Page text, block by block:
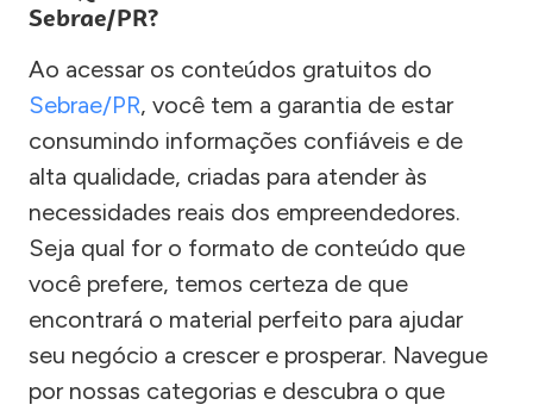
Sebrae/PR?
Ao acessar os conteúdos gratuitos do
Sebrae/PR, você tem a garantia de estar
consumindo informações confiáveis e de
alta qualidade, criadas para atender às
necessidades reais dos empreendedores.
Seja qual for o formato de conteúdo que
você prefere, temos certeza de que
encontrará o material perfeito para ajudar
seu negócio a crescer e prosperar. Navegue
por nossas categorias e descubra o que